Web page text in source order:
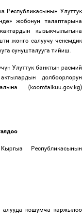
Республикасынын Улуттук
ндө» жобонун талаптарына
кызыкчылыгына
жөнгөсалуучу ченемдик
сунушталууга тийиш.
чүн Улуттук банктын расмий
долбоорлорун
(koomtalkuu.gov.kg)
Республикасынын
алууда кошумча каржылоо